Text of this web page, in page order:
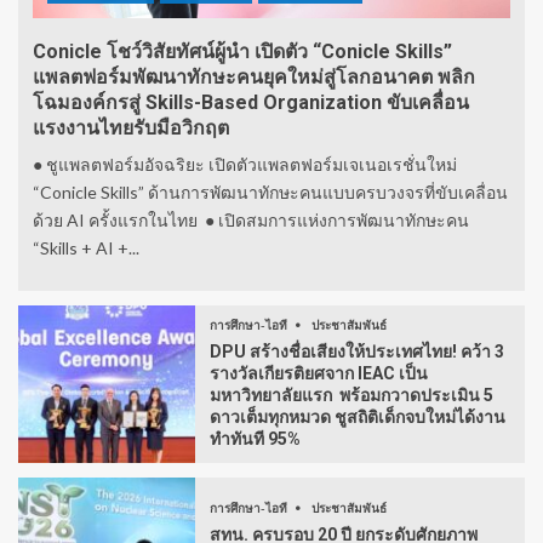
Conicle โชว์วิสัยทัศน์ผู้นำ เปิดตัว “Conicle Skills”
แพลตฟอร์มพัฒนาทักษะคนยุคใหม่สู่โลกอนาคต พลิก
โฉมองค์กรสู่ Skills-Based Organization ขับเคลื่อน
แรงงานไทยรับมือวิกฤต
● ชูแพลตฟอร์มอัจฉริยะ เปิดตัวแพลตฟอร์มเจเนอเรชั่นใหม่
“Conicle Skills” ด้านการพัฒนาทักษะคนแบบครบวงจรที่ขับเคลื่อน
ด้วย AI ครั้งแรกในไทย ● เปิดสมการแห่งการพัฒนาทักษะคน
“Skills + AI +...
การศึกษา-ไอที ประชาสัมพันธ์
DPU สร้างชื่อเสียงให้ประเทศไทย! คว้า 3
รางวัลเกียรติยศจาก IEAC เป็น
มหาวิทยาลัยแรก พร้อมกวาดประเมิน 5
ดาวเต็มทุกหมวด ชูสถิติเด็กจบใหม่ได้งาน
ทำทันที 95%
การศึกษา-ไอที ประชาสัมพันธ์
สทน. ครบรอบ 20 ปี ยกระดับศักยภาพ